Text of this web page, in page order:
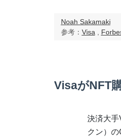
Noah Sakamaki
参考： Visa
VisaがNFT
決済大
クン）